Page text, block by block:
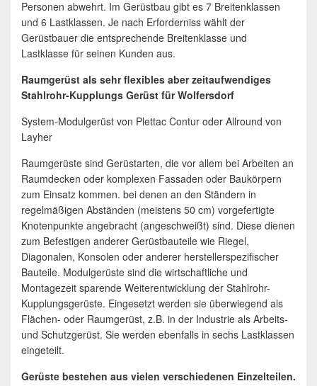
Personen abwehrt. Im Gerüstbau gibt es 7 Breitenklassen
und 6 Lastklassen. Je nach Erforderniss wählt der
Gerüstbauer die entsprechende Breitenklasse und
Lastklasse für seinen Kunden aus.
Raumgerüst als sehr flexibles aber zeitaufwendiges
Stahlrohr-Kupplungs Gerüst für Wolfersdorf
System-Modulgerüst von Plettac Contur oder Allround von
Layher
Raumgerüste sind Gerüstarten, die vor allem bei Arbeiten an
Raumdecken oder komplexen Fassaden oder Baukörpern
zum Einsatz kommen. bei denen an den Ständern in
regelmäßigen Abständen (meistens 50 cm) vorgefertigte
Knotenpunkte angebracht (angeschweißt) sind. Diese dienen
zum Befestigen anderer Gerüstbauteile wie Riegel,
Diagonalen, Konsolen oder anderer herstellerspezifischer
Bauteile. Modulgerüste sind die wirtschaftliche und
Montagezeit sparende Weiterentwicklung der Stahlrohr-
Kupplungsgerüste. Eingesetzt werden sie überwiegend als
Flächen- oder Raumgerüst, z.B. in der Industrie als Arbeits-
und Schutzgerüst. Sie werden ebenfalls in sechs Lastklassen
eingeteilt.
Gerüste bestehen aus vielen verschiedenen Einzelteilen.